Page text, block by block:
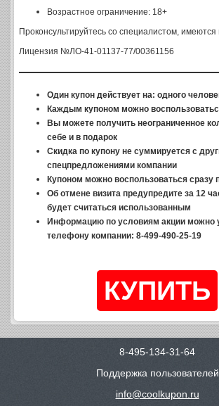
Возрастное ограничение: 18+
Проконсультируйтесь со специалистом,
Лицензия №ЛО-41-01137-77/00361156
Один купон действует на: одного
Каждым купоном можно
Вы можете получить неограниченное
себе и в подарок
Скидка по купону не суммируется с
спецпредложениями компании
Купоном можно воспользоваться сразу
Об отмене визита предупредите за 12
будет считаться использованным
Информацию по условиям акции можно
телефону компании: 8-499-490-25-19
8-495-134-31-64
Поддержка пользователей
info@coolkupon.ru